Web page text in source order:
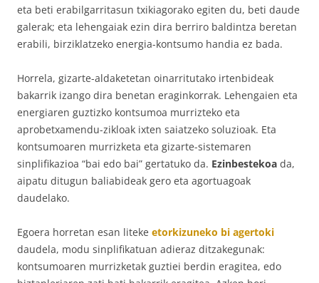
eta beti erabilgarritasun txikiagorako egiten du, beti daude
galerak; eta lehengaiak ezin dira berriro baldintza beretan
erabili, birziklatzeko energia-kontsumo handia ez bada.
Horrela, gizarte-aldaketetan oinarritutako irtenbideak
bakarrik izango dira benetan eraginkorrak. Lehengaien eta
energiaren guztizko kontsumoa murrizteko eta
aprobetxamendu-zikloak ixten saiatzeko soluzioak. Eta
kontsumoaren murrizketa eta gizarte-sistemaren
sinplifikazioa “bai edo bai” gertatuko da. Ezinbestekoa da,
aipatu ditugun baliabideak gero eta agortuagoak
daudelako.
Egoera horretan esan liteke etorkizuneko bi agertoki
daudela, modu sinplifikatuan adieraz ditzakegunak:
kontsumoaren murrizketak guztiei berdin eragitea, edo